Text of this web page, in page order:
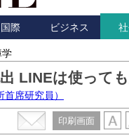
国際 ビジネス
学
LINEは使って
首席研究員）
印刷画面